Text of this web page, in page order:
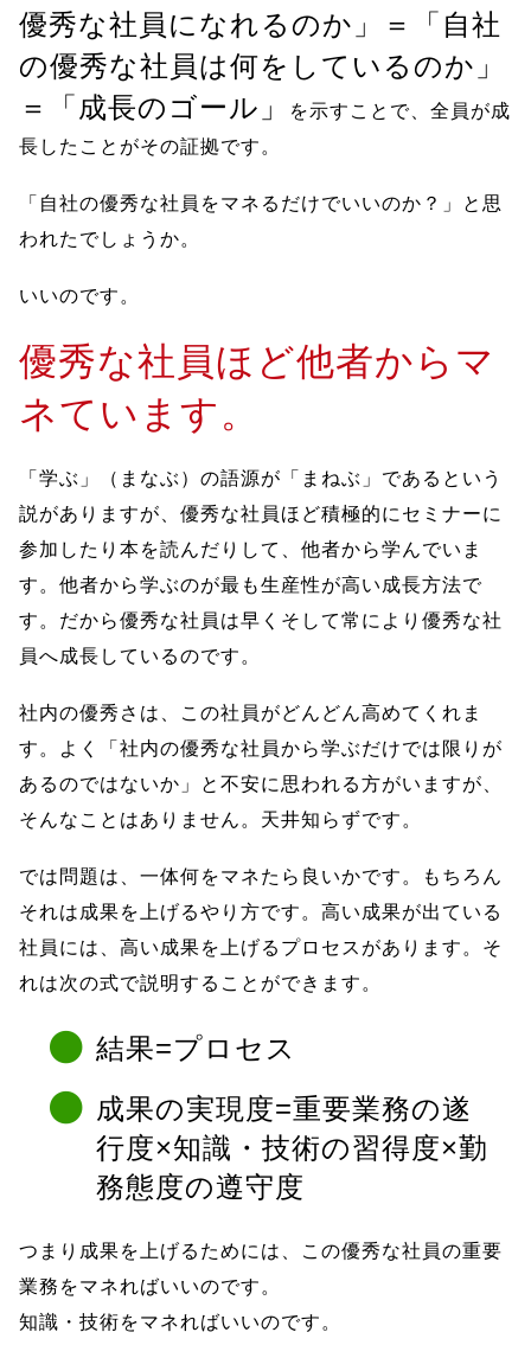
優秀な社員になれるのか」＝「自社
の優秀な社員は何をしているのか」
＝「成長のゴール」
を示すことで、全員が成
長したことがその証拠です。
「自社の優秀な社員をマネるだけでいいのか？」と思
われたでしょうか。
いいのです。
優秀な社員ほど他者からマ
ネています。
「学ぶ」（まなぶ）の語源が「まねぶ」であるという
説がありますが、優秀な社員ほど積極的にセミナーに
参加したり本を読んだりして、他者から学んでいま
す。他者から学ぶのが最も生産性が高い成長方法で
す。だから優秀な社員は早くそして常により優秀な社
員へ成長しているのです。
社内の優秀さは、この社員がどんどん高めてくれま
す。よく「社内の優秀な社員から学ぶだけでは限りが
あるのではないか」と不安に思われる方がいますが、
そんなことはありません。天井知らずです。
では問題は、一体何をマネたら良いかです。もちろん
それは成果を上げるやり方です。高い成果が出ている
社員には、高い成果を上げるプロセスがあります。そ
れは次の式で説明することができます。
結果=プロセス
成果の実現度=重要業務の遂
行度×知識・技術の習得度×勤
務態度の遵守度
つまり成果を上げるためには、この優秀な社員の重要
業務をマネればいいのです。
知識・技術をマネればいいのです。